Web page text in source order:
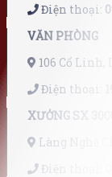
Điện thoại:
VĂN PHÒNG
106 Cổ Linh,
Điện thoại:
XƯỞNG SX
Làng Nghề
Điện thoại: